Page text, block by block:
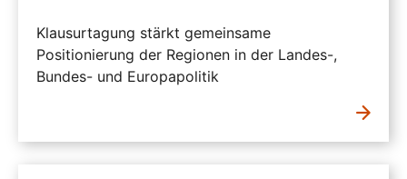
Klausurtagung stärkt gemeinsame
Positionierung der Regionen in der Landes-,
Bundes- und Europapolitik